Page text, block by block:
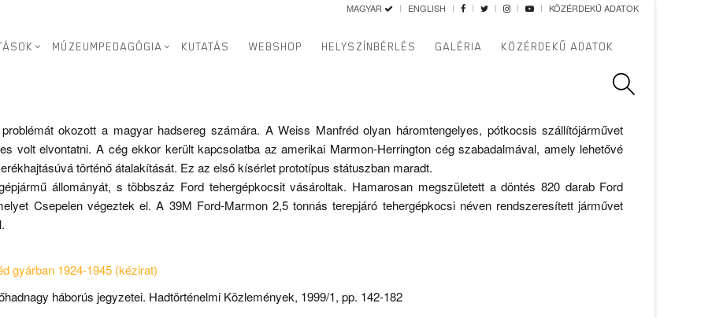
MAGYAR ENGLISH KÖZÉRDEKŰ ADATOK
MÚZEUMPEDAGÓGIA KUTATÁS WEBSHOP HELYSZÍNBÉRLÉS GALÉRIA KÖZÉRDEKŰ ADATOK
hazai ipartörténetben> Iparvállalatok>Weiss Manfréd Acél- és Fémművei Rt> Weiss Manfréd harcjárművek > Ford
okozott a magyar hadsereg számára. A Weiss Manfréd olyan háromtengelyes, pótkocsis szállítójárművet
volt elvontatni. A cég ekkor került kapcsolatba az amerikai Marmon-Herrington cég szabadalmával, amely lehetővé
történő átalakítását. Ez az első kísérlet prototípus státuszban maradt.
állományát, s többszáz Ford tehergépkocsit vásároltak. Hamarosan megszületett a döntés 820 darab Ford
Csepelen végeztek el. A 39M Ford-Marmon 2,5 tonnás terepjáró tehergépkocsi néven rendszeresített járművet
gyárban 1924-1945 (kézirat)
háborús jegyzetei. Hadtörténelmi Közlemények, 1999/1, pp. 142-182